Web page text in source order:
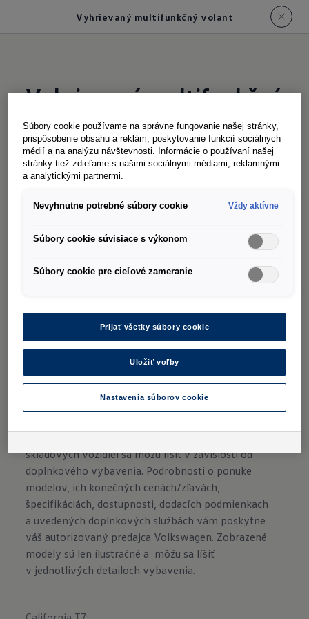
Vyhrievaný multifunkčný volant
Vyhrievaný multifunkčný
volant:vyhrievaný veniec
volantu
Voliteľný vyhrievaný kožený multifunkčný
zaujme jednoduchosťou ovládania.
napríklad rádio, navigačný systém, mobilný
Importér si vyhradzuje právo zmeny obsahu a cien.
Všetky uvedené ceny/zľavy sú odporúčané
skladových vozidiel sa môžu líšiť v závislosti od
doplnkového vybavenia. Podrobnosti o ponuke
modelov, ich konečných cenách/zľavách,
špecifikáciách, dostupnosti, dodacích podmienkach
a uvedených doplnkových službách vám poskytne
váš autorizovaný predajca Volkswagen. Zobrazené
modely sú len ilustračné a môžu sa líšiť
v jednotlivých detailoch vybavenia.
Súbory cookie používame na správne fungovanie našej stránky,
prispôsobenie obsahu a reklám, poskytovanie funkcií sociálnych
médií a na analýzu návštevnosti. Informácie o používaní našej
stránky tiež zdieľame s našimi sociálnymi médiami, reklamnými
a analytickými partnermi.
Nevyhnutne potrebné súbory cookie Vždy aktívne
Súbory cookie súvisiace s výkonom
Súbory cookie pre cieľové zameranie
Prijať všetky súbory cookie
Uložiť voľby
Nastavenia súborov cookie